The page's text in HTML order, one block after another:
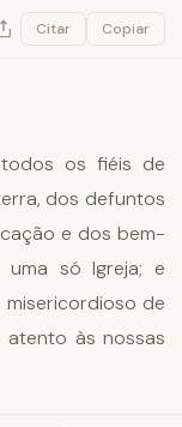
Citar Copiar
os fiéis de
dos defuntos
e dos bem-
só Igreja; e
de
atento às nossas